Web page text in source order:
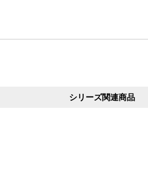
シリーズ関連商品